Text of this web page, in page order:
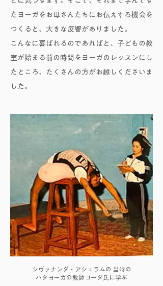
たヨーガをお母さんたちにお伝えする機会を
つくると、大きな反響がありました。
こんなに喜ばれるのであればと、子どもの教
室が始まる前の時間をヨーガのレッスンにし
たところ、たくさんの方がお越しくださいま
した。
シヴァナンダ・アシュラムの 当時の
ハタヨーガの教師ゴーダ氏に学ぶ